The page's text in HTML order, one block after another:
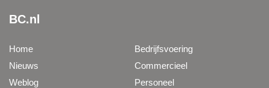
BC.nl
Home
Nieuws
Weblog
Bedrijfsvoering
Commercieel
Personeel